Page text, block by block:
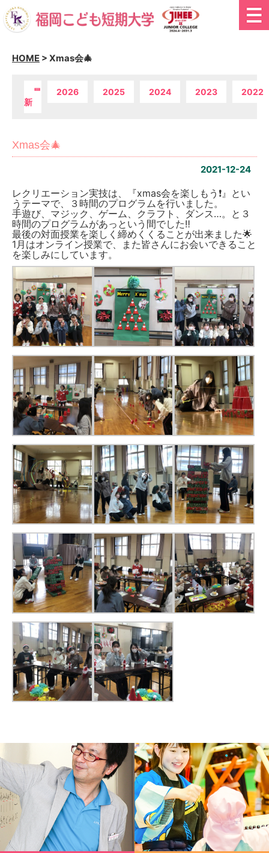
HOME > Xmas会🎄
最
新
2026 2025 2024 2023 2022
Xmas会🎄
2021-12-24
レクリエーション実技は、『xmas会を楽しもう❗️』とい
うテーマで、３時間のプログラムを行いました。
手遊び、マジック、ゲーム、クラフト、ダンス…。と３
時間のプログラムがあっという間でした‼️
最後の対面授業を楽しく締めくくることが出来ました🌟
1月はオンライン授業で、また皆さんにお会いできること
を楽しみにしています。